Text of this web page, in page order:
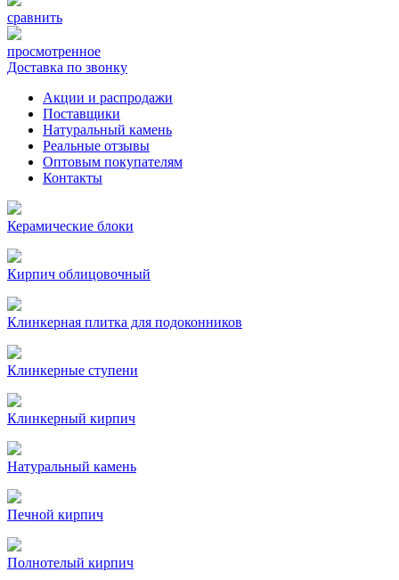
сравнить
просмотренное
Доставка по звонку
Акции и распродажи
Поставщики
Натуральный камень
Реальные отзывы
Оптовым покупателям
Контакты
Керамические блоки
Кирпич облицовочный
Клинкерная плитка для подоконников
Клинкерные ступени
Клинкерный кирпич
Натуральный камень
Печной кирпич
Полнотелый кирпич